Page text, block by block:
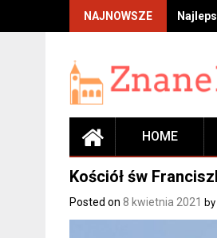
NAJNOWSZE
HOME
Kościół św
Posted on 8 kwietnia 2021 by